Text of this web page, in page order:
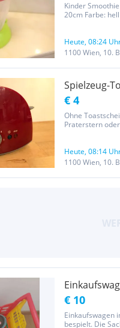
Kinder
20cm Farbe:
Heute, 08:24
1100 Wien, 10.
Spielzeug-
€ 4
Ohne
Praterstern
Heute, 08:14
1100 Wien, 10.
€ 10
Einkaufswagen
bespielt. Die